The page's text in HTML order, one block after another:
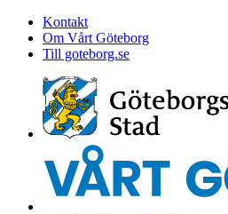
Kontakt
Om Vårt Göteborg
Till goteborg.se